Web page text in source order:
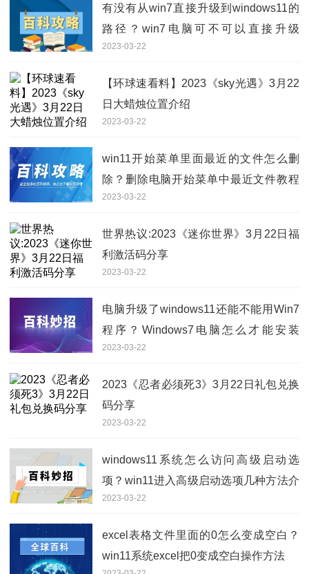
有没有从win7直接升级到windows11的
路径？win7电脑可不可以直接升级
win11？
2023-03-22
【环球速看料】2023《sky光遇》3月22
日大蜡烛位置介绍
2023-03-22
win11开始菜单里面最近的文件怎么删
除？删除电脑开始菜单中最近文件教程
步骤
2023-03-22
世界热议:2023《迷你世界》3月22日福
利激活码分享
2023-03-22
电脑升级了windows11还能不能用Win7
程序？Windows7电脑怎么才能安装
win11系统？
2023-03-22
2023《忍者必须死3》3月22日礼包兑换
码分享
2023-03-22
windows11系统怎么访问高级启动选
项？win11进入高级启动选项几种方法介
绍
2023-03-22
excel表格文件里面的0怎么变成空白？
win11系统excel把0变成空白操作方法